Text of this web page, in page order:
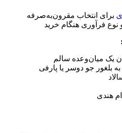
برای انتخاب مقرون‌به‌صرفه
نوع فرآوری هنگام خرید
یک میان‌وعده سالم
بلغور جو دوسر یا پارفی
هندی